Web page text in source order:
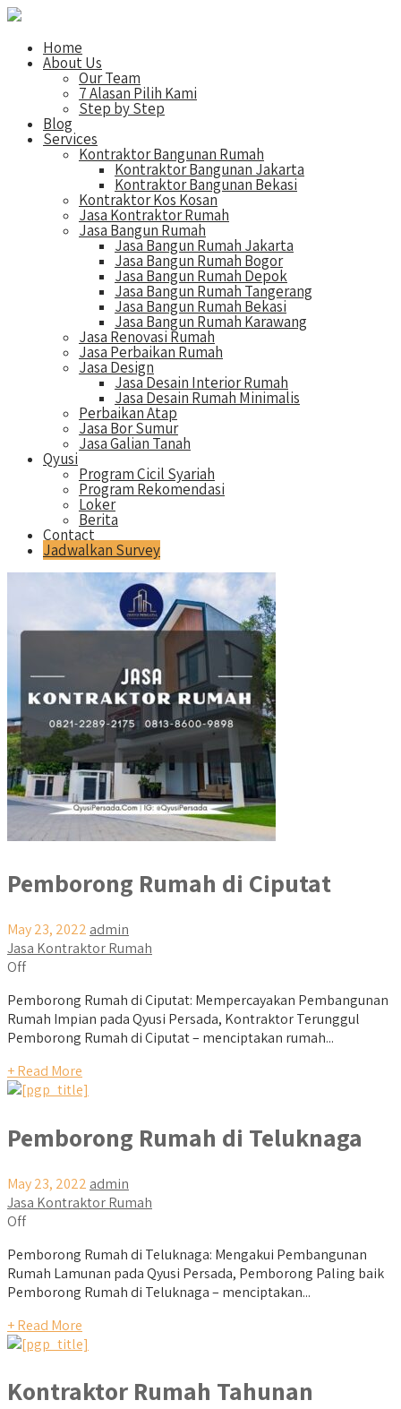
Home
About Us
Our Team
7 Alasan Pilih Kami
Step by Step
Blog
Services
Kontraktor Bangunan Rumah
Kontraktor Bangunan Jakarta
Kontraktor Bangunan Bekasi
Kontraktor Kos Kosan
Jasa Kontraktor Rumah
Jasa Bangun Rumah
Jasa Bangun Rumah Jakarta
Jasa Bangun Rumah Bogor
Jasa Bangun Rumah Depok
Jasa Bangun Rumah Tangerang
Jasa Bangun Rumah Bekasi
Jasa Bangun Rumah Karawang
Jasa Renovasi Rumah
Jasa Perbaikan Rumah
Jasa Design
Jasa Desain Interior Rumah
Jasa Desain Rumah Minimalis
Perbaikan Atap
Jasa Bor Sumur
Jasa Galian Tanah
Qyusi
Program Cicil Syariah
Program Rekomendasi
Loker
Berita
Contact
Jadwalkan Survey
Pemborong Rumah di Ciputat
May 23, 2022 admin
Jasa Kontraktor Rumah
Off
Pemborong Rumah di Ciputat: Mempercayakan Pembangunan
Rumah Impian pada Qyusi Persada, Kontraktor Terunggul
Pemborong Rumah di Ciputat – menciptakan rumah...
+ Read More
Pemborong Rumah di Teluknaga
May 23, 2022 admin
Jasa Kontraktor Rumah
Off
Pemborong Rumah di Teluknaga: Mengakui Pembangunan
Rumah Lamunan pada Qyusi Persada, Pemborong Paling baik
Pemborong Rumah di Teluknaga – menciptakan...
+ Read More
Kontraktor Rumah Tahunan